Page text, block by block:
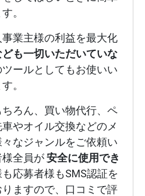
。
業主様の利益を最大化
も一切いただいていな
ールとしてもお使いい
。
ろん、買い物代行、ペ
やオイル交換などのメ
なジャンルをご依頼い
全員が安全に使用でき
応募者様もSMS認証を
ますので、口コミで評